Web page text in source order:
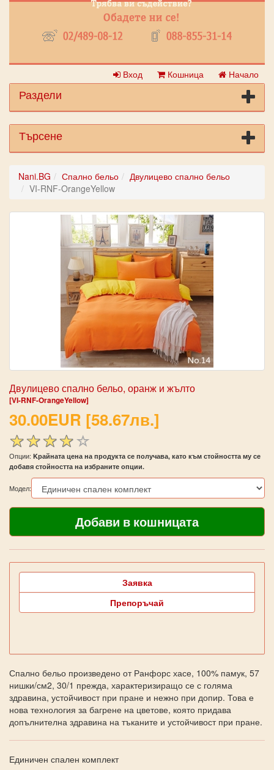
Вход Кошница Начало
Раздели
Търсене
Nani.BG Спално бельо
Двулицево спално бельо
VI-RNF-OrangeYellow
Двулицево спално бельо, оранж и жълто
[VI-RNF-OrangeYellow]
30.00EUR [58.67лв.]
Опции: Kрайната цена на продукта се получава, като към стойността му се
добавя стойността на избраните опции.
Модел:
Заявка
Препоръчай
Спално бельо произведено от Ранфорс хасе, 100% памук, 57
нишки/см2, 30/1 прежда, характеризиращо се с голяма
здравина, устойчивост при пране и нежно при допир. Това е
нова технология за багрене на цветове, която придава
допълнителна здравина на тъканите и устойчивост при пране.
Единичен спален комплект